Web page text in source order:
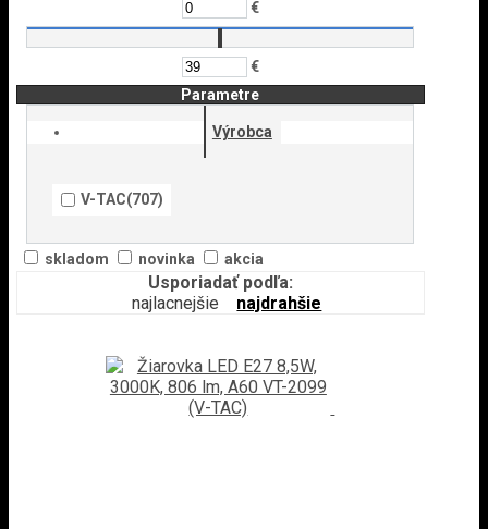
€
€
Parametre
Výrobca
V-TAC(707)
skladom novinka akcia
Usporiadať podľa:
najlacnejšie
najdrahšie